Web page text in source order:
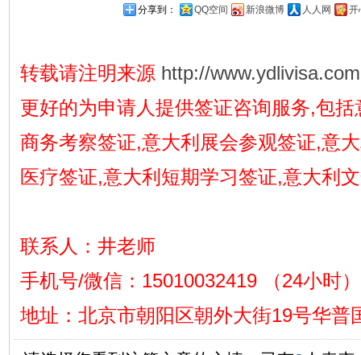
分享到： QQ空间 新浪微博 人人网 开
转载请注明来源 http://www.ydlivisa.com
更好的为申请人提供签证咨询服务,包
商务考察签证,意大利展会参观签证,意
医疗签证,意大利短期学习签证,意大利
联系人：井老师
手机号/微信：15010032419 （24小时）
地址 ： 北京市朝阳区朝外大街19号华普